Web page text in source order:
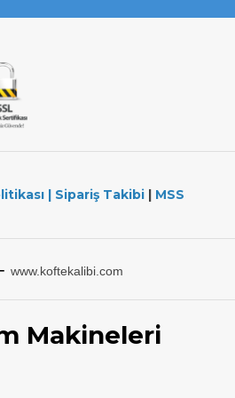
| Sipariş Takibi | MSS
www.koftekalibi.com
Makineleri